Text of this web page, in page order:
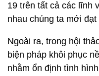
19 trên tất cả các lĩnh
nhau chúng ta mới
Ngoài ra, trong hội
biện pháp khôi phục
nhằm ổn định tình